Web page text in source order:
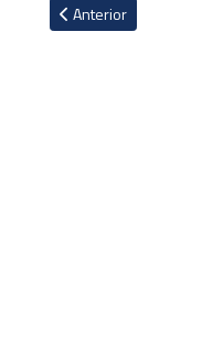
Artículo anterior: La
Anterior